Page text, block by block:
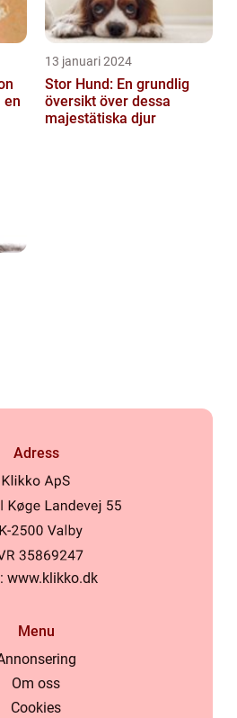
en
13 januari 2024
Stor Hund: En grundlig
översikt över dessa
majestätiska djur
Adress
www.klikko.dk
Menu
Om oss
Cookies